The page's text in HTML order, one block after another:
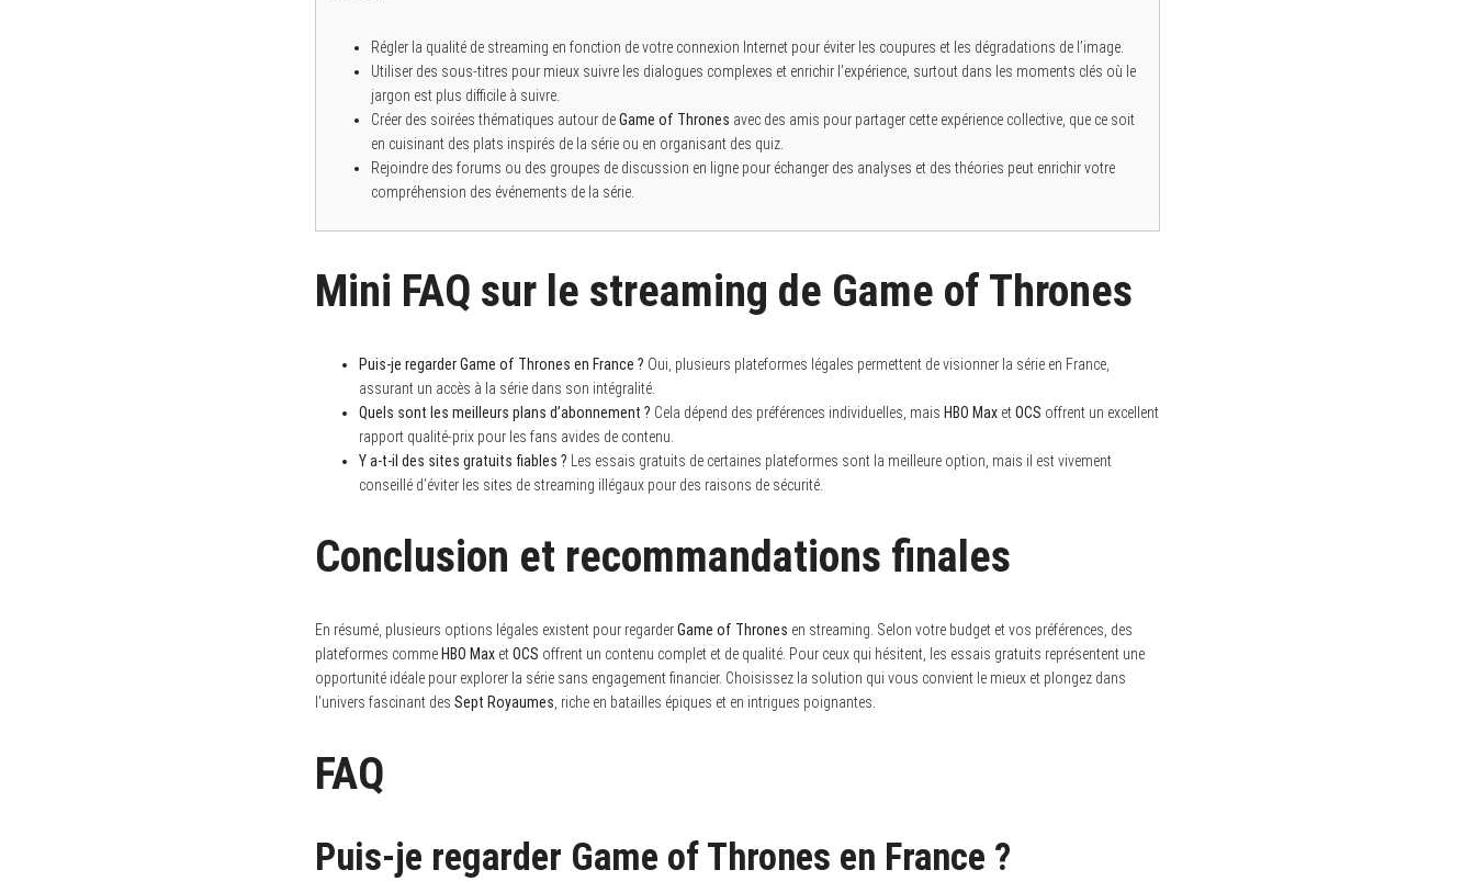
Régler la qualité de streaming en fonction de votre connexion Internet pour éviter les coupures et les dégradations de l’image.
Utiliser des sous-titres pour mieux suivre les dialogues complexes et enrichir l’expérience, surtout dans les moments clés où le
jargon est plus difficile à suivre.
Créer des soirées thématiques autour deGame of Thrones avec des amis pour partager cette expérience collective, que ce soit
en cuisinant des plats inspirés de la série ou en organisant des quiz.
Rejoindre des forums ou des groupes de discussion en ligne pour échanger des analyses et des théories peut enrichir votre
compréhension des événements de la série.
Mini FAQ sur le streaming de Game of Thrones
Puis-je regarder Game of Thrones en France ? Oui, plusieurs plateformes légales permettent de visionner la série en France,
assurant un accès à la série dans son intégralité.
Quels sont les meilleurs plans d’abonnement ? Cela dépend des préférences individuelles, mais HBO Max etOCS offrent un excellent
rapport qualité-prix pour les fans avides de contenu.
Y a-t-il des sites gratuits fiables ? Les essais gratuits de certaines plateformes sont la meilleure option, mais il est vivement
conseillé d’éviter les sites de streaming illégaux pour des raisons de sécurité.
Conclusion et recommandations finales
En résumé, plusieurs options légales existent pour regarderGame of Thrones en streaming. Selon votre budget et vos préférences, des
plateformes comme HBO Max etOCS offrent un contenu complet et de qualité. Pour ceux qui hésitent, les essais gratuits représentent une
opportunité idéale pour explorer la série sans engagement financier. Choisissez la solution qui vous convient le mieux et plongez dans
l’univers fascinant des Sept Royaumes , riche en batailles épiques et en intrigues poignantes.
FAQ
Puis-je regarder Game of Thrones en France ?